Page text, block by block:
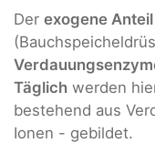
Der exogene Anteil
Täglich werden
bestehend aus
Ionen - gebildet.